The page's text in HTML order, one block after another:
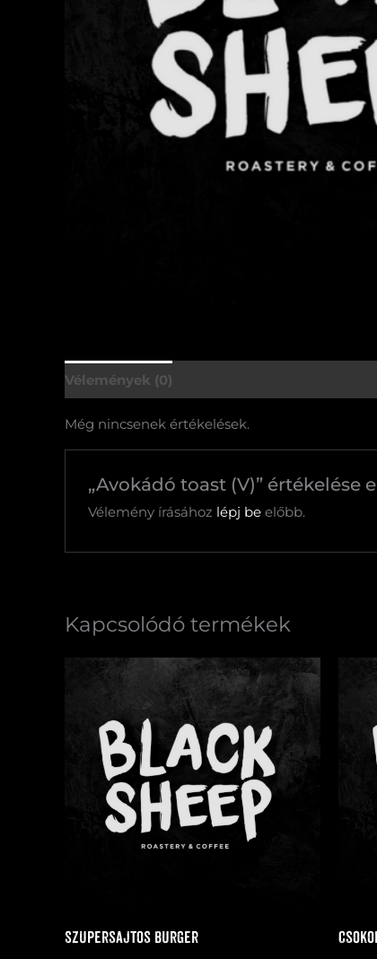
Vélemények (0)
Még nincsenek értékelések.
„Avokádó toast (V)” értékelése
Vélemény írásához lépj be előbb.
Kapcsolódó termékek
Szupersajtos burger
Szupersajtos
burger
mennyiség